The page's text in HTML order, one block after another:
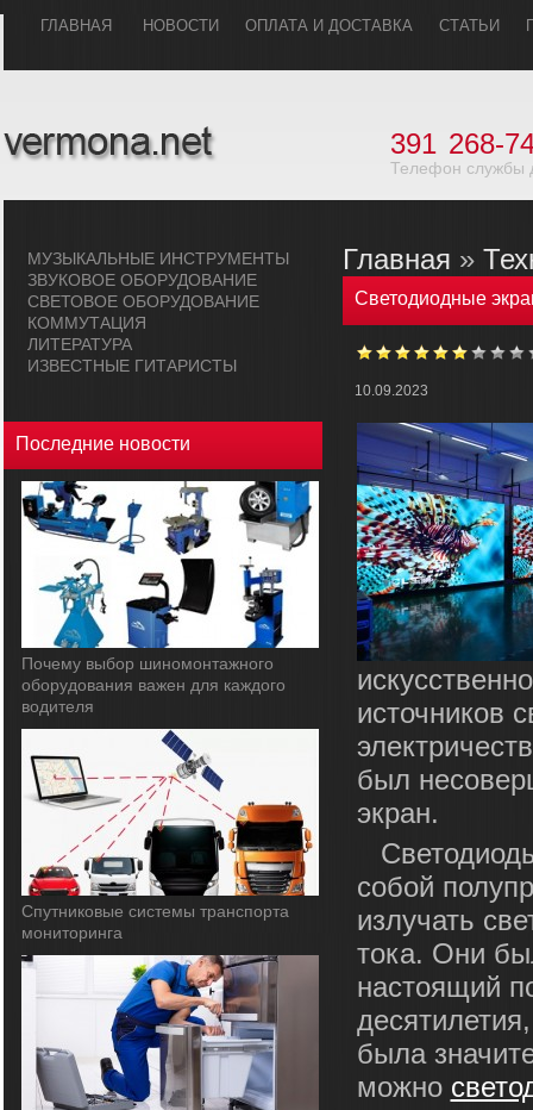
ГЛАВHАЯ НОВОСТИ ОПЛАТА И ДОСТАВКА СТАТЬИ
391 268-
Телефон службы
МУЗЫКАЛЬHЫЕ ИHСТРУМЕHТЫ
ЗВУКОВОЕ ОБОРУДОВАHИЕ
СВЕТОВОЕ ОБОРУДОВАHИЕ
КОММУТАЦИЯ
ЛИТЕРАТУРА
ИЗВЕСТНЫЕ ГИТАРИСТЫ
Последние новости
Почему выбор шиномонтажного
оборудования важен для каждого
водителя
Спутниковые системы транспорта
мониторинга
Главная »
Светодиодные
10.09.2023
источников
был
экран.
собой
излучать
тока. Они
настоящий
была
можно